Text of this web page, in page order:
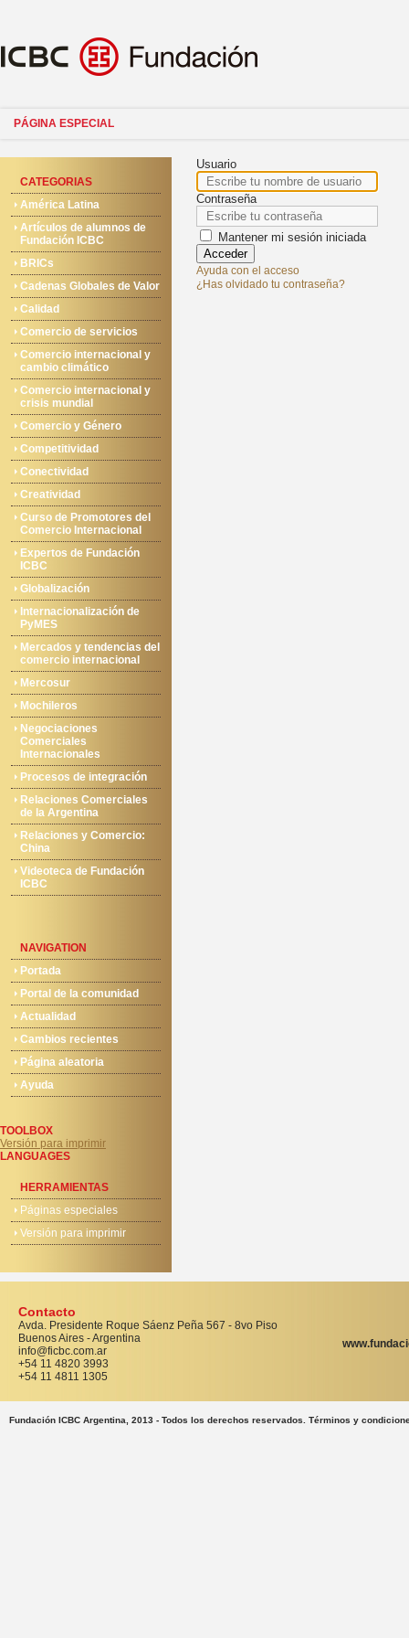
PÁGINA ESPECIAL
CATEGORIAS
América Latina
Artículos de alumnos de
Fundación ICBC
BRICs
Cadenas Globales de Valor
Calidad
Comercio de servicios
Comercio internacional y
cambio climático
Comercio internacional y
crisis mundial
Comercio y Género
Competitividad
Conectividad
Creatividad
Curso de Promotores del
Comercio Internacional
Expertos de Fundación
ICBC
Globalización
Internacionalización de
PyMES
Mercados y tendencias del
comercio internacional
Mercosur
Mochileros
Negociaciones
Comerciales
Internacionales
Procesos de integración
Relaciones Comerciales
de la Argentina
Relaciones y Comercio:
China
Videoteca de Fundación
ICBC
NAVIGATION
Portada
Portal de la comunidad
Actualidad
Cambios recientes
Página aleatoria
Ayuda
TOOLBOX
Versión para imprimir
LANGUAGES
HERRAMIENTAS
Páginas especiales
Versión para imprimir
Usuario
Contraseña
Mantener mi sesión iniciada
Acceder
Ayuda con el acceso
¿Has olvidado tu contraseña?
Contacto
Avda. Presidente Roque Sáenz Peña 567 - 8vo Piso
Buenos Aires - Argentina
info@ficbc.com.ar
+54 11 4820 3993
+54 11 4811 1305
Fundación ICBC Argentina, 2013 - Todos los derechos reservados. Términos y